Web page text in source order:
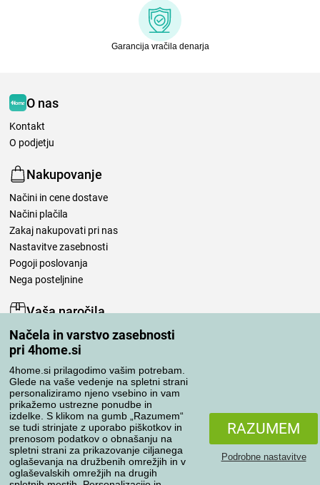
Načela in varstvo zasebnosti
pri 4home.si
4home.si prilagodimo vašim potrebam.
Glede na vaše vedenje na spletni strani
personaliziramo njeno vsebino in vam
prikažemo ustrezne ponudbe in
izdelke. S klikom na gumb „Razumem“
se tudi strinjate z uporabo piškotkov in
prenosom podatkov o obnašanju na
spletni strani za prikazovanje ciljanega
oglaševanja na družbenih omrežjih in v
oglaševalskih omrežjih na drugih
RAZUMEM
Podrobne nastavitve
Garancija vračila denarja
O nas
Kontakt
O podjetju
Nakupovanje
Načini in cene dostave
Načini plačila
Zakaj nakupovati pri nas
Nastavitve zasebnosti
Pogoji poslovanja
Nega posteljnine
Vaša naročila
Moj račun
Pregled naročil
Reklamacija
Odstop od kupoprodajne pogodbe
Pravila obdelave ocen
Načini prevoza